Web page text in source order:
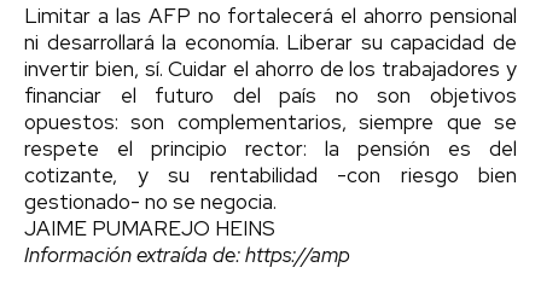
Limitar a las AFP no fortalecerá el ahorro pensional
ni desarrollará la economía. Liberar su capacidad de
invertir bien, sí. Cuidar el ahorro de los trabajadores y
financiar el futuro del país no son objetivos
opuestos: son complementarios, siempre que se
respete el principio rector: la pensión es del
cotizante, y su rentabilidad -con riesgo bien
gestionado- no se negocia.
JAIME PUMAREJO HEINS
Información extraída de: https://amp